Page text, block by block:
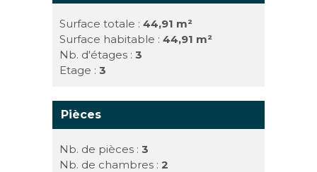
Surface totale :44,91 m²
Surface habitable :44,91 m²
Nb. d'étages :3
Etage :3
Pièces
Nb. de pièces :3
Nb. de chambres :2